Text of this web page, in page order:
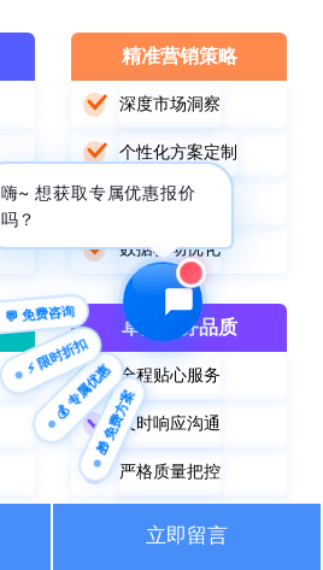
精准营销策略
深度市场洞察
个性化方案定制
精准定位受众
数据驱动优化
卓越服务品质
全程贴心服务
及时响应沟通
严格质量把控
立即留言
🎁 免费方案
💰 专属优惠
⚡ 限时折扣
💬 免费咨询
嗨~ 想获取专属优惠报价
吗？
🎬 短视频
✏️ 其他
获取最低报价